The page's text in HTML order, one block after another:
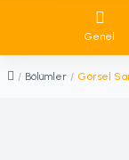
Genel
/ Bölümler /